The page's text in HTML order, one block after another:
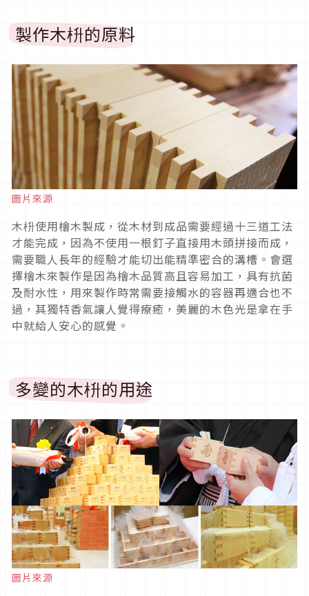
製作木枡的原料
圖片來源
木枡使用檜木製成，從木材到成品需要經過十三道工法
才能完成，因為不使用一根釘子直接用木頭拼接而成，
需要職人長年的經驗才能切出能精準密合的溝槽。會選
擇檜木來製作是因為檜木品質高且容易加工，具有抗菌
及耐水性，用來製作時常需要接觸水的容器再適合也不
過，其獨特香氣讓人覺得療癒，美麗的木色光是拿在手
中就給人安心的感覺。
多變的木枡的用途
圖片來源